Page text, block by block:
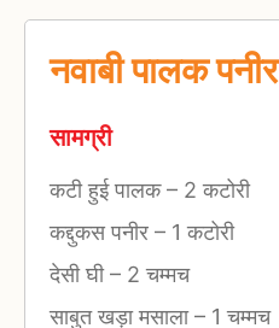
नवाबी पालक पनीर
सामग्री
कटी हुई पालक– 2 कटोरी
कद्दुकस पनीर – 1 कटोरी
देसी घी– 2 चम्मच
साबुत खड़ा मसाला– 1 चम्मच